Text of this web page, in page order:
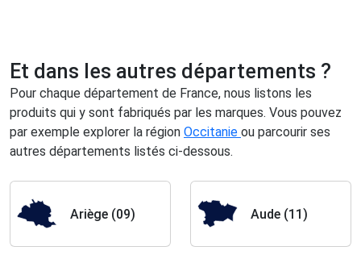
Et dans les autres départements ?
Pour chaque département de France, nous listons les
produits qui y sont fabriqués par les marques. Vous pouvez
par exemple explorer la région Occitanie ou parcourir ses
autres départements listés ci-dessous.
Ariège (09) Aude (11)